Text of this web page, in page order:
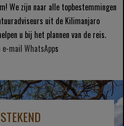
We zijn naar alle topbestemmingen
uit de Kilimanjaro
u bij het plannen van de reis.
e-mail WhatsApps